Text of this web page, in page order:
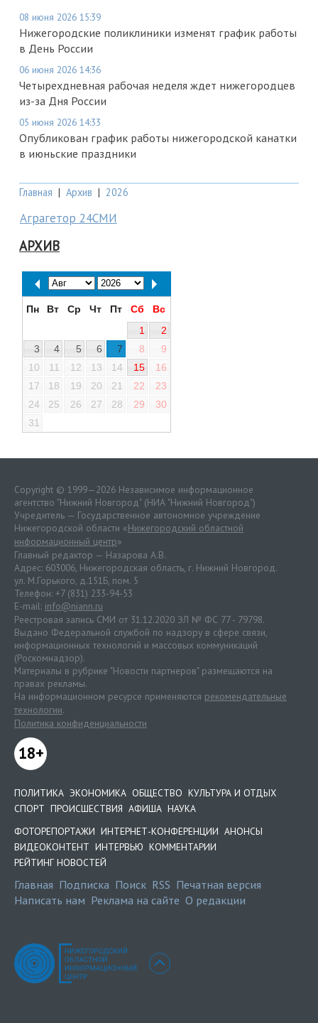
08 июня 2026 15:39
Нижегородские поликлиники изменят график работы
в День России
06 июня 2026 14:36
Четырехдневная рабочая неделя ждет нижегородцев
из-за Дня России
05 июня 2026 14:33
Опубликован график работы нижегородской канатки
в июньские праздники
Главная | Архив | 2026
Аграгетор 24СМИ
АРХИВ
Пн Вт Ср Чт Пт Сб
Вс
1
2
3
4 5 6 7 8
9
10
11 12 13 14 15
16
17
18 19 20 21 22
23
24
25 26 27 28 29
30
31
Copyright © 1999—2026 Независимое информационное
агентство "Нижний Новгород" (НИА "Нижний Новгород")
Учредитель — Государственное автономное учреждение
Нижегородской области «Нижегородский областной
информационный центр»
Главный редактор — Назарова А.В.
Адрес: 603006, Нижегородская область, г. Нижний Новгород.
ул. М.Горького, д.151Б, пом. 5
Телефон: +7 (831) 233-94-53
E-mail: info@niann.ru
Реестровая запись СМИ от 31.12.2020 ЭЛ № ФС 77 - 79798.
Выдано Федеральной службой по надзору в сфере связи,
информационных технологий и массовых коммуникаций
(Роскомнадзор).
Материалы в рубрике "Новости партнеров" размещаются на
правах рекламы.
На информационном ресурсе применяются рекомендательные
технологии.
Политика конфиденциальности
18+
ПОЛИТИКА ЭКОНОМИКА ОБЩЕСТВО КУЛЬТУРА И ОТДЫХ
СПОРТ ПРОИСШЕСТВИЯ АФИША НАУКА
ФОТОРЕПОРТАЖИ ИНТЕРНЕТ-КОНФЕРЕНЦИИ АНОНСЫ
ВИДЕОКОНТЕНТ ИНТЕРВЬЮ КОММЕНТАРИИ
РЕЙТИНГ НОВОСТЕЙ
Главная Подписка Поиск RSS Печатная версия
Написать нам Реклама на сайте О редакции